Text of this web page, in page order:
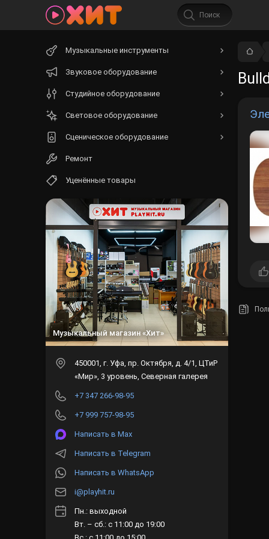
Музыкальные инструменты
Звуковое оборудование
Студийное оборудование
Световое оборудование
Сценическое оборудование
Ремонт
Уценённые товары
Музыкальный магазин «Хит»
450001 , г. Уфа пр. Октября, д. 4/1, ЦТиР
«Мир», 3 уровень, Северная галерея
+7 347 266-98-95
+7 999 757-98-95
Написать в Max
Написать в Telegram
Написать в WhatsApp
i@playhit.ru
Пн.: выходной
Вт. – сб.: с 11:00 до 19:00